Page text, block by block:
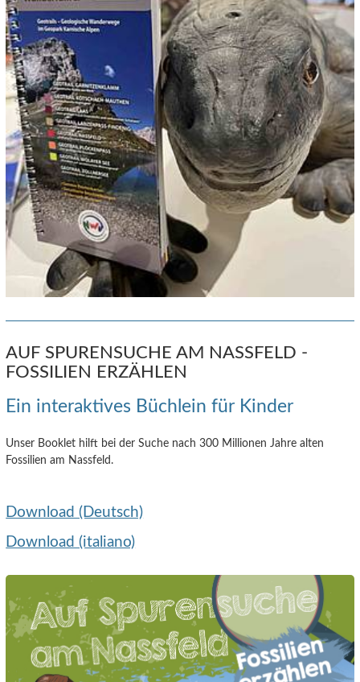
AUF SPURENSUCHE AM NASSFELD -
FOSSILIEN ERZÄHLEN
Ein interaktives Büchlein für Kinder
Unser Booklet hilft bei der Suche nach 300 Millionen Jahre alten
Fossilien am Nassfeld.
Download (Deutsch)
Download (italiano)